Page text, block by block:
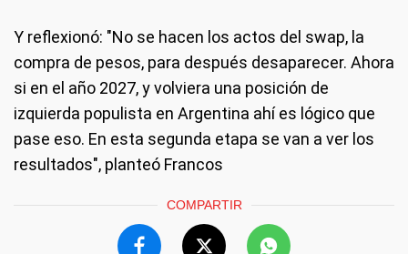
Y reflexionó: "No se hacen los actos del swap, la
compra de pesos, para después desaparecer. Ahora
si en el año 2027, y volviera una posición de
izquierda populista en Argentina ahí es lógico que
pase eso. En esta segunda etapa se van a ver los
resultados", planteó Francos
COMPARTIR